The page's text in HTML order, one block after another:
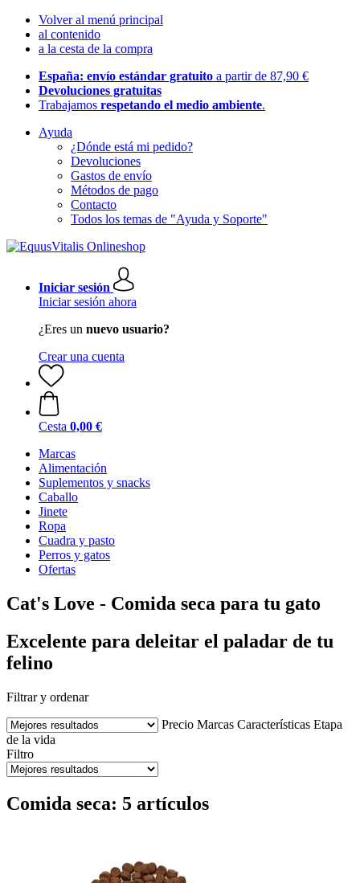
Volver al menú principal
al contenido
a la cesta de la compra
España: envío estándar gratuito a partir de 87,90 €
Devoluciones gratuitas
Trabajamos respetando el medio ambiente.
Ayuda
¿Dónde está mi pedido?
Devoluciones
Gastos de envío
Métodos de pago
Contacto
Todos los temas de "Ayuda y Soporte"
Iniciar sesión
Iniciar sesión ahora
¿Eres un nuevo usuario?
Crear una cuenta
Cesta 0,00 €
Marcas
Alimentación
Suplementos y snacks
Caballo
Jinete
Ropa
Cuadra y pasto
Perros y gatos
Ofertas
Cat's Love - Comida seca para tu gato
Excelente para deleitar el paladar de tu
felino
Filtrar y ordenar
Precio Marcas Características Etapa
de la vida
Filtro
Comida seca: 5 artículos